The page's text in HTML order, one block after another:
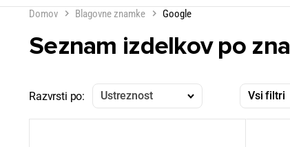
Domov Blagovne znamke Google
Seznam izdelkov po
Razvrsti po: Ustreznost Vsi filtri